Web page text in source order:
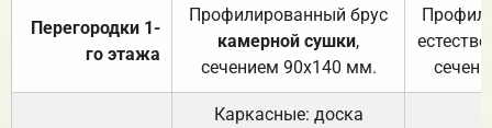
Перегородки 1-
го этажа
Профилированный брус
камерной сушки,
сечением 90х140 мм.
Каркасные: доска